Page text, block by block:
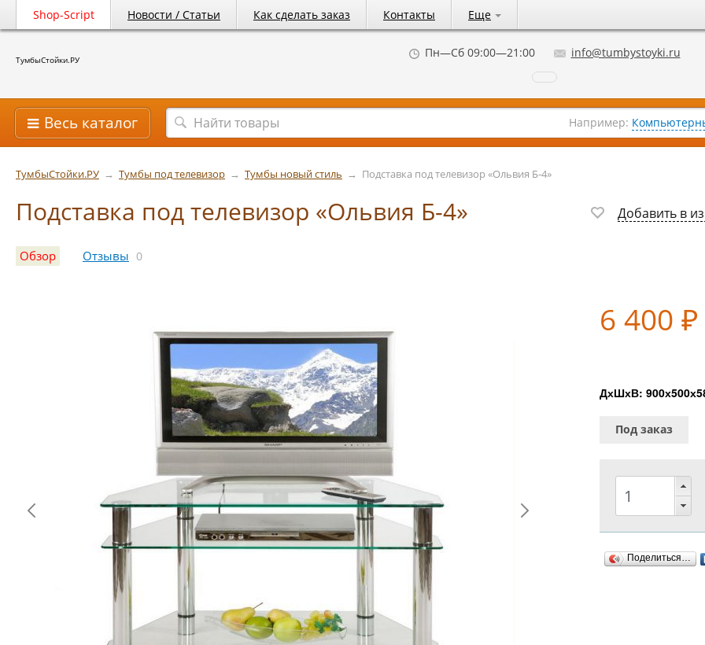
Shop-Script Новости / Статьи Как сделать заказ Контакты Еще
ТумбыСтойки.РУ Пн—Сб 09:00—21:00 info@tumbystoyki.ru
Весь каталог Например:
ТумбыСтойки.РУ → Тумбы под телевизор → Тумбы новый стиль → Подставка под телевизор «Ольвия Б-4»
Подставка под телевизор «Ольвия Б-4» Добавить в
Обзор Отзывы 0
6 400₽
ДхШхВ:
Под заказ
Поделиться…